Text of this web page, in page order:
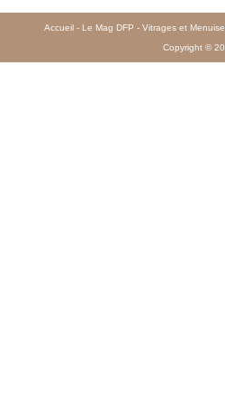
Accueil - Le Mag DFP - Vitrages et
Copyright ©